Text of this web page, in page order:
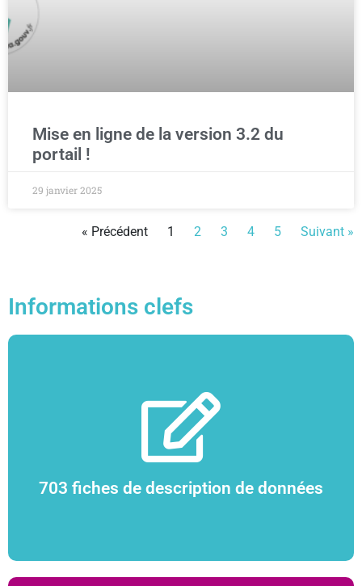
Mise en ligne de la version 3.2 du
portail !
29 janvier 2025
« Précédent 1 2 3 4 5 Suivant »
Informations clefs
703 fiches de description de données
73 % de données ouvertes